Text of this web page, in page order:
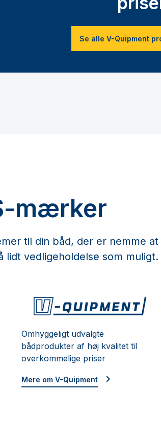
Se alle V-Quipment
mærker
til din båd, der er nemme at
lidt vedligeholdelse som muligt.
Omhyggeligt udvalgte
bådprodukter af høj kvalitet til
overkommelige priser
Mere om V-Quipment